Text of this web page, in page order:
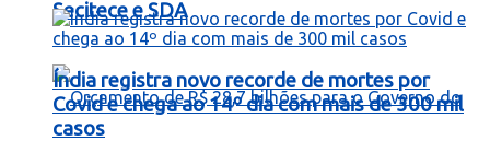
Secitece e SDA
Índia registra novo recorde de mortes por
Covid e chega ao 14º dia com mais de 300 mil
casos